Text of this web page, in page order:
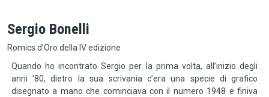
Sergio Bonelli
Romics d’Oro della IV edizione
Quando ho incontrato Sergio per la prima volta, all’inizio degli
anni ’80, dietro la sua scrivania c’era una specie di grafico
disegnato a mano che cominciava con il numero 1948 e finiva